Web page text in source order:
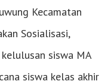
Kecamatan
Sosialisasi,
siswa MA
siswa kelas akhir